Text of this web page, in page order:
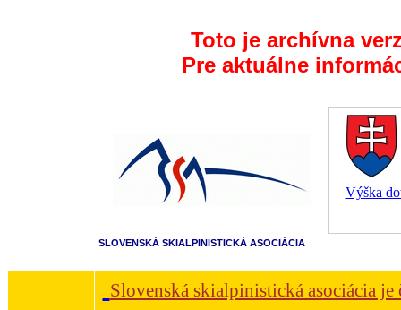
Toto je archívna
Pre aktuálne
Výška
SLOVENSKÁ SKIALPINISTICKÁ ASOCIÁCIA
Slovenská skialpinistická asociácia